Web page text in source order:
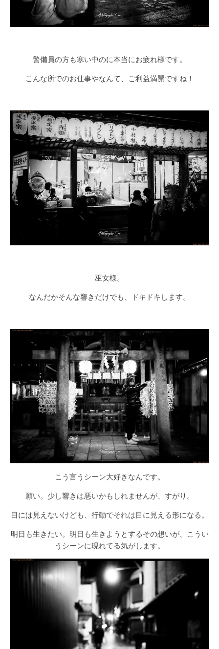
警備員の方も寒い中のに本当にお疲れ様です。
こんな所でのお仕事やなんて、ご利益満開ですね！
巫女様。
なんだかそんな響きだけでも、ドキドキします。
こう言うシーン大好きなんです。
願い。少し響きは悪いかもしれませんが、すがり。
目には見えないけども、行動でそれは目に見える形になる。
明日も生きたい。明日も生きようとするその想いが、こうい
うシーンに現れてる気がします。